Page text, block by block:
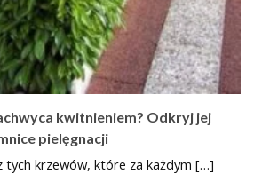
kwitnieniem? Odkryj jej
pielęgnacji
tych krzewów, które za każdym […]